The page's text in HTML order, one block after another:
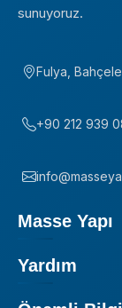
sunuyoruz.
Fulya,
+90 212 939
Masse Yapı
Yardım